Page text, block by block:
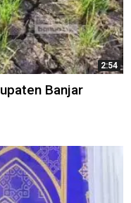
2:54
Banjar